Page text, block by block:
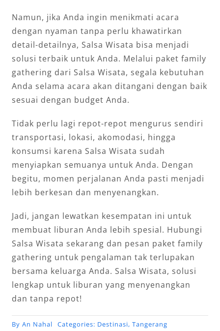
Namun, jika Anda ingin menikmati acara
dengan nyaman tanpa perlu khawatirkan
detail-detailnya, Salsa Wisata bisa menjadi
solusi terbaik untuk Anda. Melalui paket family
gathering dari Salsa Wisata, segala kebutuhan
Anda selama acara akan ditangani dengan baik
sesuai dengan budget Anda.
Tidak perlu lagi repot-repot mengurus sendiri
transportasi, lokasi, akomodasi, hingga
konsumsi karena Salsa Wisata sudah
menyiapkan semuanya untuk Anda. Dengan
begitu, momen perjalanan Anda pasti menjadi
lebih berkesan dan menyenangkan.
Jadi, jangan lewatkan kesempatan ini untuk
membuat liburan Anda lebih spesial. Hubungi
Salsa Wisata sekarang dan pesan paket family
gathering untuk pengalaman tak terlupakan
bersama keluarga Anda. Salsa Wisata, solusi
lengkap untuk liburan yang menyenangkan
dan tanpa repot!
By An Nahal Categories: Destinasi, Tangerang